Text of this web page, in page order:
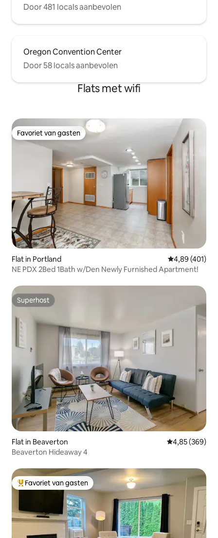
Door 481 locals aanbevolen
Oregon Convention Center
Door 58 locals aanbevolen
Flats met wifi
Favoriet van gasten
Favoriet van gasten
Flat in Portland Gemiddelde
4,89 (401)
NE PDX 2Bed 1Bath w/Den Newly Furnished Apartment!
Superhost
Superhost
Flat in Beaverton Gemiddelde
4,85 (369)
Beaverton Hideaway 4
Topfavoriet van gasten
Favoriet van gasten